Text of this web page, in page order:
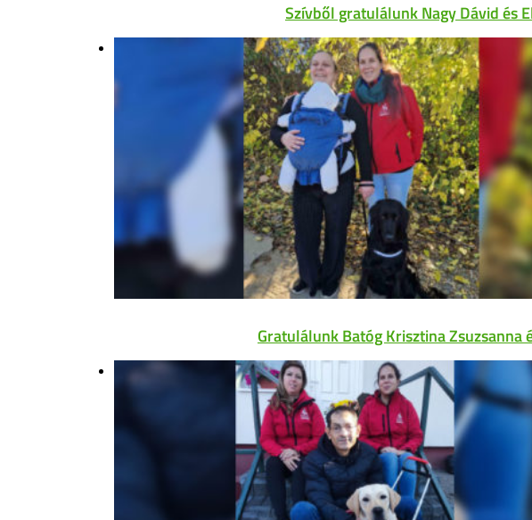
Szívből gratulálunk Nagy Dávid és
Gratulálunk Batóg Krisztina